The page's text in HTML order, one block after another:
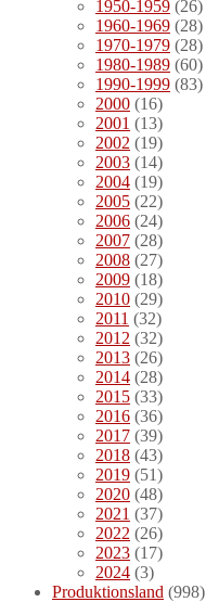
1950-1959 (26)
1960-1969 (28)
1970-1979 (28)
1980-1989 (60)
1990-1999 (83)
2000 (16)
2001 (13)
2002 (19)
2003 (14)
2004 (19)
2005 (22)
2006 (24)
2007 (28)
2008 (27)
2009 (18)
2010 (29)
2011 (32)
2012 (32)
2013 (26)
2014 (28)
2015 (33)
2016 (36)
2017 (39)
2018 (43)
2019 (51)
2020 (48)
2021 (37)
2022 (26)
2023 (17)
2024 (3)
Produktionsland (998)